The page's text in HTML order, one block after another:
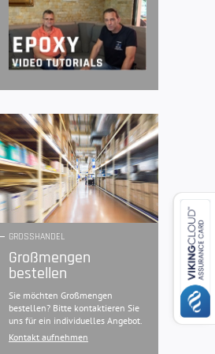
GROSSHANDEL
Großmengen
bestellen
Sie möchten Großmengen
bestellen? Bitte kontaktieren Sie
uns für ein individuelles Angebot.
Kontakt aufnehmen